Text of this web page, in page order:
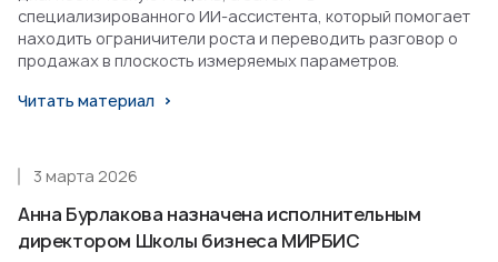
специализированного ИИ-ассистента, который помогает
находить ограничители роста и переводить разговор о
продажах в плоскость измеряемых параметров.
Читать материал
Анна Бурлакова назначена исполнительным
директором Школы бизнеса МИРБИС
3 марта 2026